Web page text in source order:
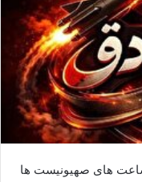
ساعت های صهیونیست ها